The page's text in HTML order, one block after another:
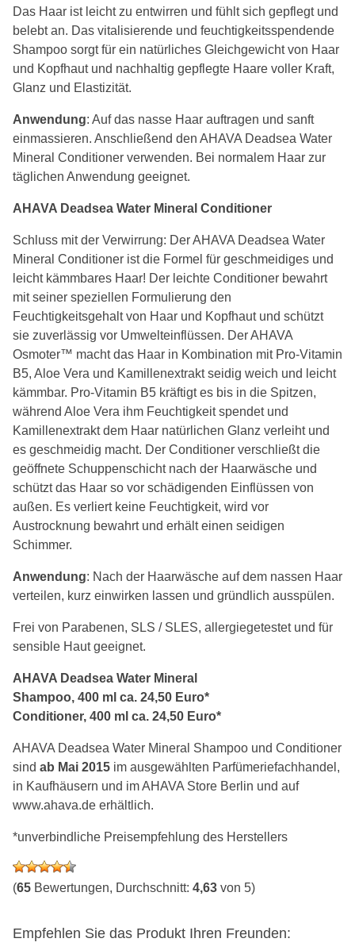
Das Haar ist leicht zu entwirren und fühlt sich gepflegt und
belebt an. Das vitalisierende und feuchtigkeitsspendende
Shampoo sorgt für ein natürliches Gleichgewicht von Haar
und Kopfhaut und nachhaltig gepflegte Haare voller Kraft,
Glanz und Elastizität.
Anwendung: Auf das nasse Haar auftragen und sanft
einmassieren. Anschließend den AHAVA Deadsea Water
Mineral Conditioner verwenden. Bei normalem Haar zur
täglichen Anwendung geeignet.
AHAVA Deadsea Water Mineral Conditioner
Schluss mit der Verwirrung: Der AHAVA Deadsea Water
Mineral Conditioner ist die Formel für geschmeidiges und
leicht kämmbares Haar! Der leichte Conditioner bewahrt
mit seiner speziellen Formulierung den
Feuchtigkeitsgehalt von Haar und Kopfhaut und schützt
sie zuverlässig vor Umwelteinflüssen. Der AHAVA
Osmoter™ macht das Haar in Kombination mit Pro-Vitamin
B5, Aloe Vera und Kamillenextrakt seidig weich und leicht
kämmbar. Pro-Vitamin B5 kräftigt es bis in die Spitzen,
während Aloe Vera ihm Feuchtigkeit spendet und
Kamillenextrakt dem Haar natürlichen Glanz verleiht und
es geschmeidig macht. Der Conditioner verschließt die
geöffnete Schuppenschicht nach der Haarwäsche und
schützt das Haar so vor schädigenden Einflüssen von
außen. Es verliert keine Feuchtigkeit, wird vor
Austrocknung bewahrt und erhält einen seidigen
Schimmer.
Anwendung: Nach der Haarwäsche auf dem nassen Haar
verteilen, kurz einwirken lassen und gründlich ausspülen.
Frei von Parabenen, SLS / SLES, allergiegetestet und für
sensible Haut geeignet.
AHAVA Deadsea Water Mineral
Shampoo, 400 ml ca. 24,50 Euro*
Conditioner, 400 ml ca. 24,50 Euro*
AHAVA Deadsea Water Mineral Shampoo und Conditioner
sind ab Mai 2015 im ausgewählten Parfümeriefachhandel,
in Kaufhäusern und im AHAVA Store Berlin und auf
www.ahava.de erhältlich.
*unverbindliche Preisempfehlung des Herstellers
(65 Bewertungen, Durchschnitt: 4,63 von 5)
Empfehlen Sie das Produkt Ihren Freunden: